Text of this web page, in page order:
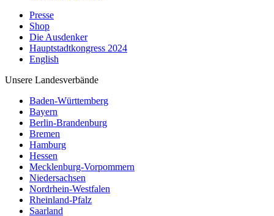
Presse
Shop
Die Ausdenker
Hauptstadtkongress 2024
English
Unsere Landesverbände
Baden-Württemberg
Bayern
Berlin-Brandenburg
Bremen
Hamburg
Hessen
Mecklenburg-Vorpommern
Niedersachsen
Nordrhein-Westfalen
Rheinland-Pfalz
Saarland